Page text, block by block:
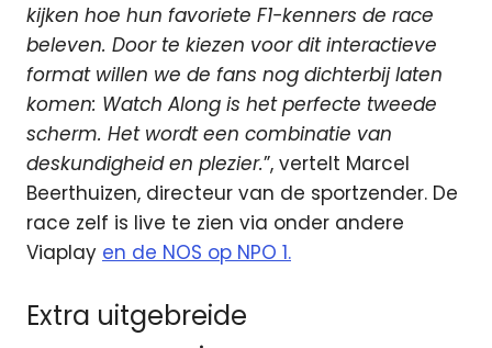
kijken hoe hun favoriete F1-kenners de race
beleven. Door te kiezen voor dit interactieve
format willen we de fans nog dichterbij laten
komen: Watch Along is het perfecte tweede
scherm. Het wordt een combinatie van
deskundigheid en plezier.”, vertelt Marcel
Beerthuizen, directeur van de sportzender. De
race zelf is live te zien via onder andere
Viaplay en de NOS op NPO 1.
Extra uitgebreide